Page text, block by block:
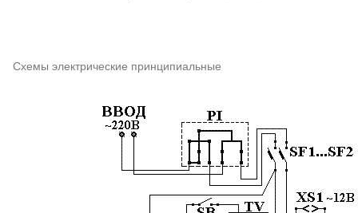
Схемы электрические принципиальные